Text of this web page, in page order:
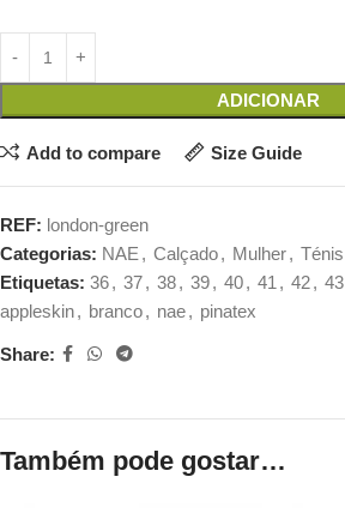
ADICIONAR
Add to compare Size Guide
REF: london-green
Categorias: NAE , Calçado, Mulher, Ténis
Etiquetas: 36, 37, 38, 39, 40, 41 , 42, 43
appleskin, branco, nae, pinatex
Share:
Também pode gostar…